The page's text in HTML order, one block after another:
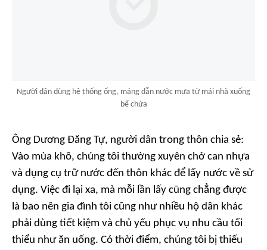
Người dân dùng hệ thống ống, máng dẫn nước mưa từ mái nhà xuống
bể chứa
Ông Dương Đăng Tự, người dân trong thôn chia sẻ:
Vào mùa khô, chúng tôi thường xuyên chở can nhựa
và dụng cụ trữ nước đến thôn khác để lấy nước về sử
dụng. Việc đi lại xa, mà mỗi lần lấy cũng chẳng được
là bao nên gia đình tôi cũng như nhiều hộ dân khác
phải dùng tiết kiệm và chủ yếu phục vụ nhu cầu tối
thiểu như ăn uống. Có thời điểm, chúng tôi bị thiếu